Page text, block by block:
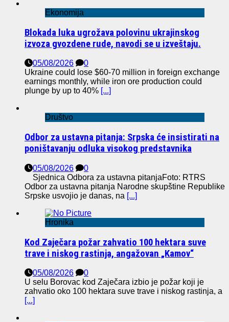
Ekonomija
Blokada luka ugrožava polovinu ukrajinskog
izvoza gvozdene rude, navodi se u izveštaju.
05/08/2026
0
Ukraine could lose $60-70 million in foreign exchange
earnings monthly, while iron ore production could
plunge by up to 40% [...]
Društvo
Odbor za ustavna pitanja: Srpska će insistirati na
poništavanju odluka visokog predstavnika
05/08/2026
0
Sjednica Odbora za ustavna pitanjaFoto: RTRS
Odbor za ustavna pitanja Narodne skupštine Republike
Srpske usvojio je danas, na [...]
Hronika
Kod Zaječara požar zahvatio 100 hektara suve
trave i niskog rastinja, angažovan „Kamov“
05/08/2026
0
U selu Borovac kod Zaječara izbio je požar koji je
zahvatio oko 100 hektara suve trave i niskog rastinja, a
[...]